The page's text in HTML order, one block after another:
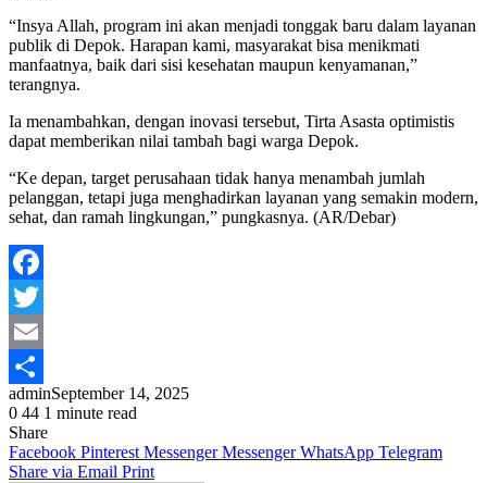
“Insya Allah, program ini akan menjadi tonggak baru dalam layanan
publik di Depok. Harapan kami, masyarakat bisa menikmati
manfaatnya, baik dari sisi kesehatan maupun kenyamanan,”
terangnya.
Ia menambahkan, dengan inovasi tersebut, Tirta Asasta optimistis
dapat memberikan nilai tambah bagi warga Depok.
“Ke depan, target perusahaan tidak hanya menambah jumlah
pelanggan, tetapi juga menghadirkan layanan yang semakin modern,
sehat, dan ramah lingkungan,” pungkasnya. (AR/Debar)
Facebook
Twitter
Email
Share
adminSeptember 14, 2025
0 44 1 minute read
Share
Facebook Pinterest Messenger Messenger WhatsApp Telegram
Share via Email Print